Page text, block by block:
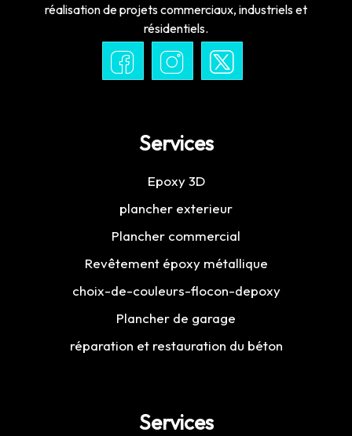
réalisation de projets commerciaux, industriels et
résidentiels.
Services
Epoxy 3D
plancher exterieur
Plancher commercial
Revêtement époxy métallique
choix-de-couleurs-flocon-depoxy
Plancher de garage
réparation et restauration du béton
Services